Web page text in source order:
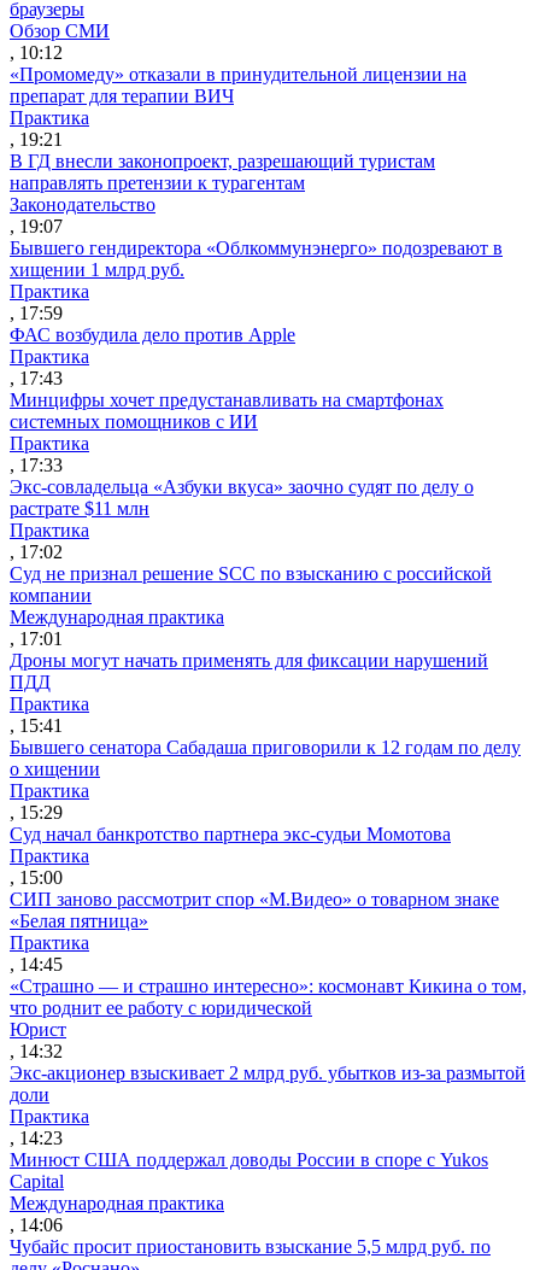
браузеры
Обзор СМИ
, 10:12
«Промомеду» отказали в принудительной лицензии на
препарат для терапии ВИЧ
Практика
, 19:21
В ГД внесли законопроект, разрешающий туристам
направлять претензии к турагентам
Законодательство
, 19:07
Бывшего гендиректора «Облкоммунэнерго» подозревают в
хищении 1 млрд руб.
Практика
, 17:59
ФАС возбудила дело против Apple
Практика
, 17:43
Минцифры хочет предустанавливать на смартфонах
системных помощников с ИИ
Практика
, 17:33
Экс-совладельца «Азбуки вкуса» заочно судят по делу о
растрате $11 млн
Практика
, 17:02
Суд не признал решение SCC по взысканию с российской
компании
Международная практика
, 17:01
Дроны могут начать применять для фиксации нарушений
ПДД
Практика
, 15:41
Бывшего сенатора Сабадаша приговорили к 12 годам по делу
о хищении
Практика
, 15:29
Суд начал банкротство партнера экс-судьи Момотова
Практика
, 15:00
СИП заново рассмотрит спор «М.Видео» о товарном знаке
«Белая пятница»
Практика
, 14:45
«Страшно — и страшно интересно»: космонавт Кикина о том,
что роднит ее работу с юридической
Юрист
, 14:32
Экс-акционер взыскивает 2 млрд руб. убытков из-за размытой
доли
Практика
, 14:23
Минюст США поддержал доводы России в споре с Yukos
Capital
Международная практика
, 14:06
Чубайс просит приостановить взыскание 5,5 млрд руб. по